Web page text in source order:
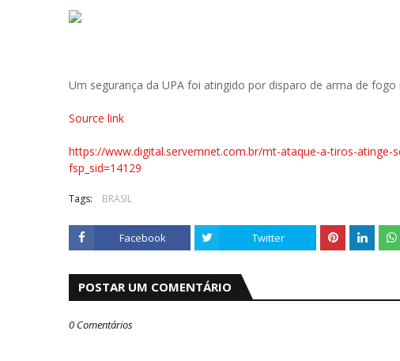
Um segurança da UPA foi atingido por disparo de arma de
Source link
https://www.digital.servemnet.com.br/mt-ataque-a-tiros-atinge-
fsp_sid=14129
Tags: BRASIL
Facebook Twitter
POSTAR UM COMENTÁRIO
0 Comentários